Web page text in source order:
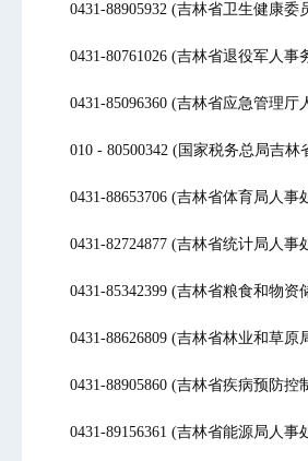
0431-88905932 (吉林省卫生健康委
0431-80761026 (吉林省退役军人事
0431-85096360 (吉林省应急管理厅
010 - 80500342 (国家税务总局吉林
0431-88653706 (吉林省体育局人事
0431-82724877 (吉林省统计局人事
0431-85342399 (吉林省粮食和物资
0431-88626809 (吉林省林业和草原
0431-88905860 (吉林省疾病预防控
0431-89156361 (吉林省能源局人事